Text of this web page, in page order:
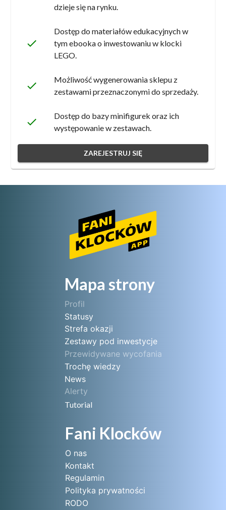
dzieje się na rynku.
done
Dostęp do materiałów edukacyjnych w
tym ebooka o inwestowaniu w klocki
LEGO.
done
Możliwość wygenerowania sklepu z
zestawami przeznaczonymi do sprzedaży.
done
Dostęp do bazy minifigurek oraz ich
występowanie w zestawach.
ZAREJESTRUJ SIĘ
Mapa strony
Profil
Statusy
Strefa okazji
Zestawy pod inwestycje
Przewidywane wycofania
Trochę wiedzy
News
Alerty
Tutorial
Fani Klocków
O nas
Kontakt
Regulamin
Polityka prywatności
RODO